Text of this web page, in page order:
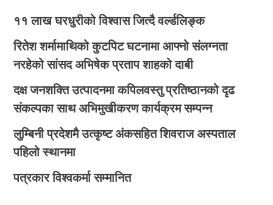
११ लाख घरधुरीको विश्वास जित्दै वर्ल्डलिङ्क
रितेश शर्मामाथिको कुटपिट घटनामा आफ्नो संलग्नता
नरहेको सांसद अभिषेक प्रताप शाहको दाबी
दक्ष जनशक्ति उत्पादनमा कपिलवस्तु प्रतिष्ठानको दृढ
संकल्पका साथ अभिमुखीकरण कार्यक्रम सम्पन्न
लुम्बिनी प्रदेशमै उत्कृष्ट अंकसहित शिवराज अस्पताल
पहिलो स्थानमा
पत्रकार विश्वकर्मा सम्मानित